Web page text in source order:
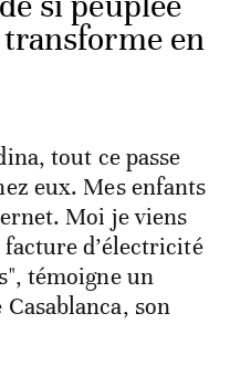
transforme en
tout ce passe
eux. Mes enfants
Moi je viens
d’électricité
témoigne un
son